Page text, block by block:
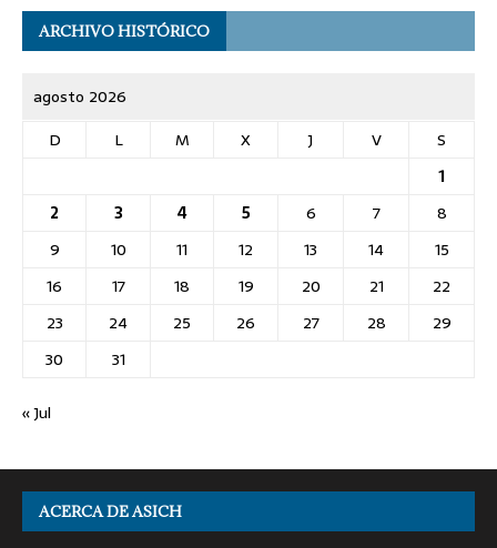
ARCHIVO HISTÓRICO
agosto 2026
D
L M X J V
S
1
2
3 4 5 6 7
8
9
10 11 12 13 14
15
16
17 18 19 20 21
22
23
24 25 26 27 28
29
30
31
« Jul
ACERCA DE ASICH